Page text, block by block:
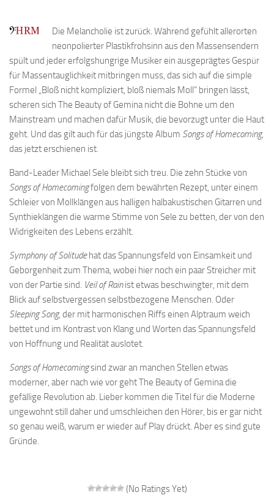
Die Melancholie ist zurück. Während gefühlt allerorten
neonpolierter Plastikfrohsinn aus den Massensendern
spült und jeder erfolgshungrige Musiker ein ausgeprägtes Gespür
für Massentauglichkeit mitbringen muss, das sich auf die simple
Formel „Bloß nicht kompliziert, bloß niemals Moll“ bringen lässt,
scheren sich The Beauty of Gemina nicht die Bohne um den
Mainstream und machen dafür Musik, die bevorzugt unter die Haut
geht. Und das gilt auch für das jüngste Album Songs of Homecoming,
das jetzt erschienen ist.
Band-Leader Michael Sele bleibt sich treu. Die zehn Stücke von
Songs of Homecomingfolgen dem bewährten Rezept, unter einem
Schleier von Mollklängen aus halligen halbakustischen Gitarren und
Synthieklängen die warme Stimme von Sele zu betten, der von den
Widrigkeiten des Lebens erzählt.
Symphony of Solitudehat das Spannungsfeld von Einsamkeit und
Geborgenheit zum Thema, wobei hier noch ein paar Streicher mit
von der Partie sind. Veil of Rainist etwas beschwingter, mit dem
Blick auf selbstvergessen selbstbezogene Menschen. Oder
Sleeping Song, der mit harmonischen Riffs einen Alptraum weich
bettet und im Kontrast von Klang und Worten das Spannungsfeld
von Hoffnung und Realität auslotet.
Songs of Homecomingsind zwar an manchen Stellen etwas
moderner, aber nach wie vor geht The Beauty of Gemina die
gefällige Revolution ab. Lieber kommen die Titel für die Moderne
ungewohnt still daher und umschleichen den Hörer, bis er gar nicht
so genau weiß, warum er wieder auf Play drückt. Aber es sind gute
Gründe.
(No Ratings Yet)